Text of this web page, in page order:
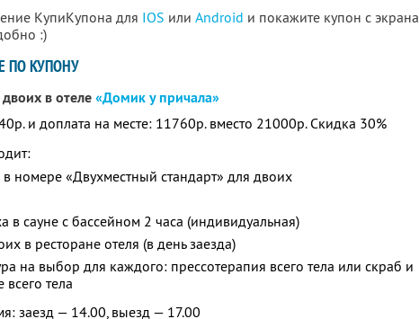
КупиКупона для IOS или Android и покажите купон с экрана
:)
ПО КУПОНУ
в отеле«Домик у причала»
и доплата на месте: 11760р. вместо 21000р. Скидка 30%
номере «Двухместный стандарт» для двоих
в сауне с бассейном 2 часа (индивидуальная)
в ресторане отеля (в день заезда)
на выбор для каждого: прессотерапия всего тела или скраб и
тела
заезд — 14.00, выезд — 17.00